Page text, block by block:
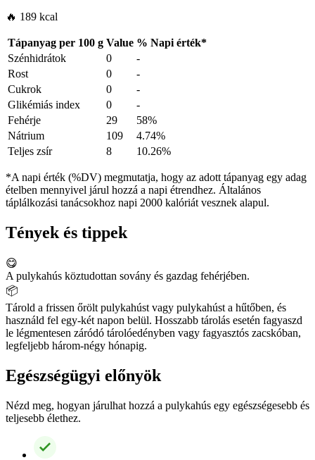
🔥 189 kcal
Tápanyag per 100 g Value % Napi érték*
Szénhidrátok
0
-
Rost
0
-
Cukrok
0
-
Glikémiás index
0
-
Fehérje
29
58%
Nátrium
109
4.74%
Teljes zsír
8 10.26%
*A napi érték (%DV) megmutatja, hogy az adott tápanyag egy adag
ételben mennyivel járul hozzá a napi étrendhez. Általános
táplálkozási tanácsokhoz napi 2000 kalóriát vesznek alapul.
Tények és tippek
😋
A pulykahús köztudottan sovány és gazdag fehérjében.
📦
Tárold a frissen őrölt pulykahúst vagy pulykahúst a hűtőben, és
használd fel egy-két napon belül. Hosszabb tárolás esetén fagyaszd
le légmentesen záródó tárolóedényben vagy fagyasztós zacskóban,
legfeljebb három-négy hónapig.
Egészségügyi előnyök
Nézd meg, hogyan járulhat hozzá a pulykahús egy egészségesebb és
teljesebb élethez.